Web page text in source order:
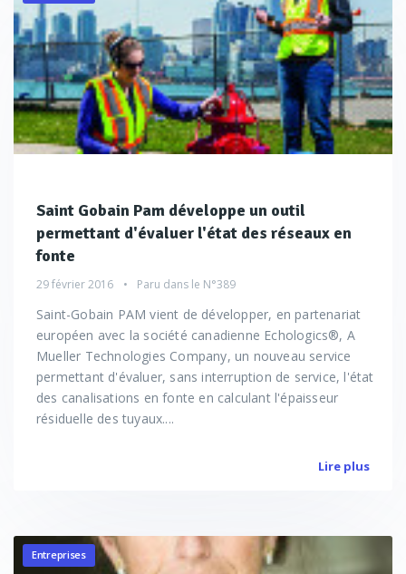
Saint Gobain Pam développe un outil
permettant d'évaluer l'état des réseaux en
fonte
29 février 2016 Paru dans le N°389
Saint-Gobain PAM vient de développer, en partenariat
européen avec la société canadienne Echologics®, A
Mueller Technologies Company, un nouveau service
permettant d'évaluer, sans interruption de service, l'état
des canalisations en fonte en calculant l'épaisseur
résiduelle des tuyaux....
Lire plus
Entreprises